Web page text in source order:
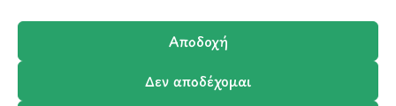
Αποδοχή
Δεν αποδέχομαι
παραγγελία; Στείλτε μας ένα email και θα
επικοινωνήσουμε σύντομα μαζί σας.